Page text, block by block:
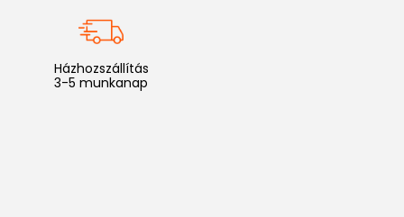
Házhozszállítás
3-5 munkanap